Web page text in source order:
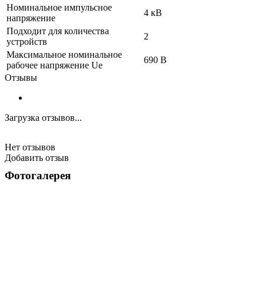
Номинальное импульсное
напряжение
4 кВ
Подходит для количества
устройств
2
Максимальное номинальное
рабочее напряжение Ue
690 В
Отзывы
Загрузка отзывов...
Нет отзывов
Добавить отзыв
Фотогалерея